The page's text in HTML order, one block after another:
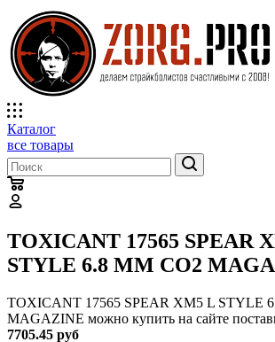
Каталог
все товары
TOXICANT 17565 SPEAR
STYLE 6.8 MM CO2
TOXICANT 17565 SPEAR XM5 L STYLE
MAGAZINE можно купить на сайте
7705.45 руб